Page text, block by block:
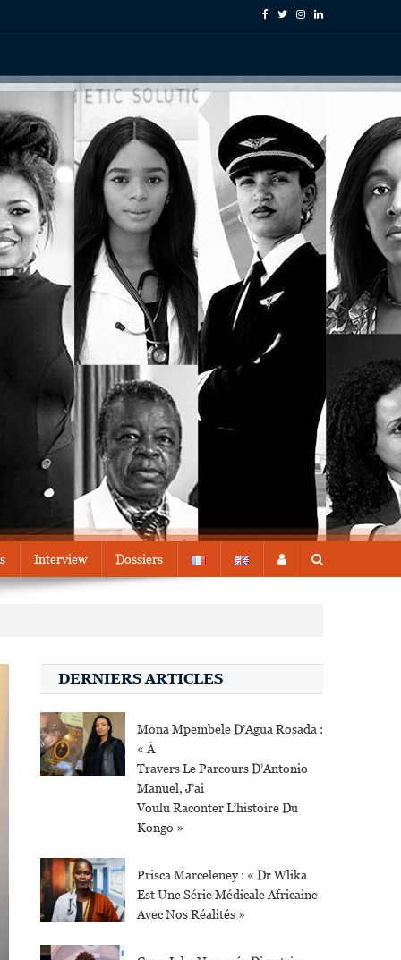
Interview Dossiers
DERNIERS ARTICLES
Mona Mpembele D’Agua Rosada :
« À
Travers Le Parcours D’Antonio
Manuel, J’ai
Voulu Raconter L’histoire Du
Kongo »
Prisca Marceleney : « Dr Wlika
Est Une Série Médicale Africaine
Avec Nos Réalités »